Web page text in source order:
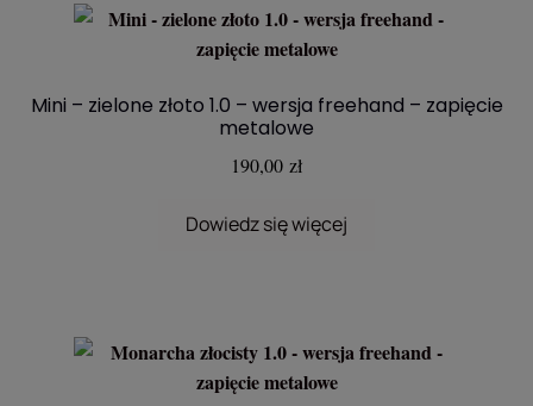
Mini – zielone złoto 1.0 – wersja freehand – zapięcie
metalowe
190,00 zł
Dowiedz się więcej